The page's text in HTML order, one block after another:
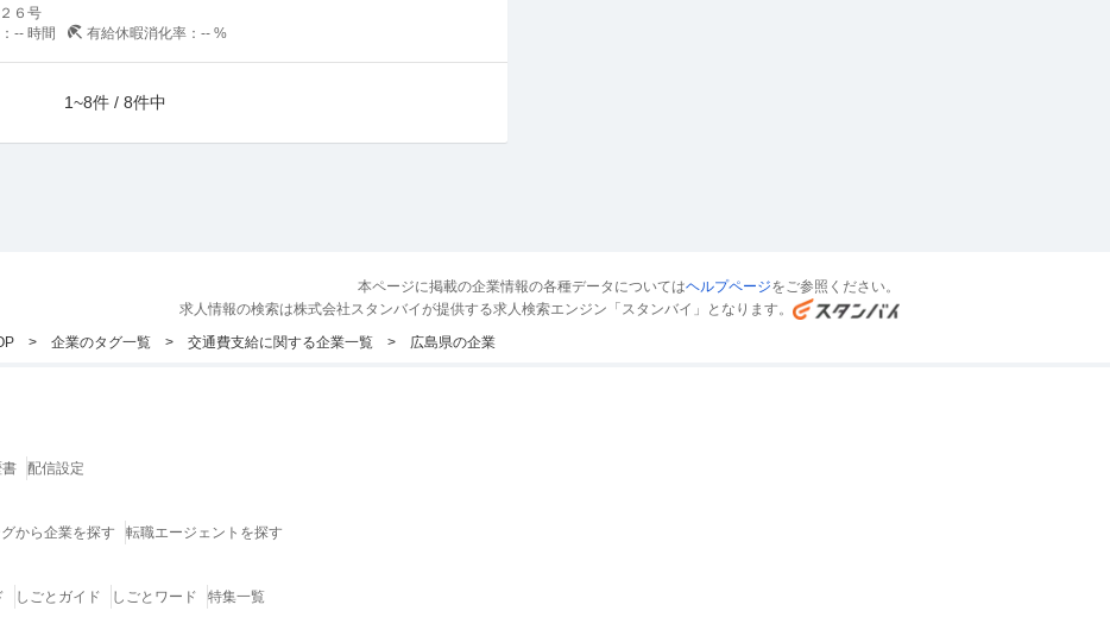
６号
-- 時間 有給休暇消化率： -- %
1~8件 / 8件中
本ページに掲載の企業情報の各種データについてはヘルプページをご参照ください。
求人情報の検索は株式会社スタンバイが提供する求人検索エンジン「スタンバイ」となります。
企業のタグ一覧 交通費支給に関する企業一覧 広島県の企業
配信設定
から企業を探す 転職エージェントを探す
しごとガイド しごとワード 特集一覧